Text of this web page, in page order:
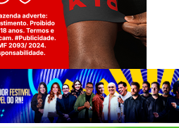
com responsabilidade. 18+